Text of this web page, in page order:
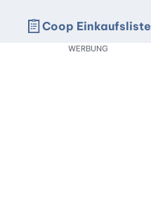
Coop Einkaufsliste
WERBUNG